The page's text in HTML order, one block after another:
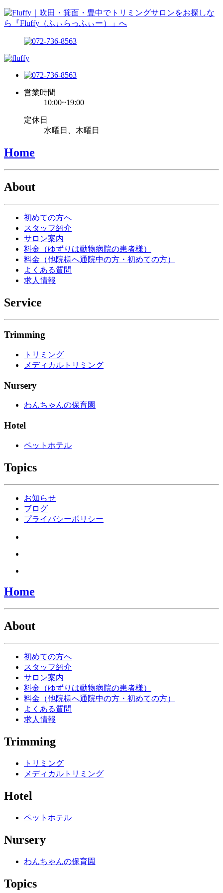
営業時間
10:00~19:00
定休日
水曜日、木曜日
Home
About
初めての方へ
スタッフ紹介
サロン案内
料金（ゆずりは動物病院の患者様）
料金（他院様へ通院中の方・初めての方）
よくある質問
求人情報
Service
Trimming
トリミング
メディカルトリミング
Nursery
わんちゃんの保育園
Hotel
ペットホテル
Topics
お知らせ
ブログ
プライバシーポリシー
Home
About
初めての方へ
スタッフ紹介
サロン案内
料金（ゆずりは動物病院の患者様）
料金（他院様へ通院中の方・初めての方）
よくある質問
求人情報
Trimming
トリミング
メディカルトリミング
Hotel
ペットホテル
Nursery
わんちゃんの保育園
Topics